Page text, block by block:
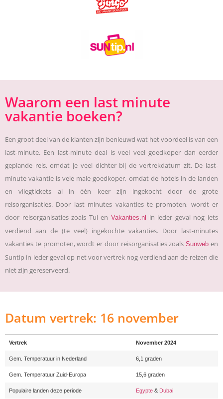
Waarom een last minute
vakantie boeken?
Een groot deel van de klanten zijn benieuwd wat het voordeel is van een
last-minute. Een last-minute deal is veel veel goedkoper dan eerder
geplande reis, omdat je veel dichter bij de vertrekdatum zit. De last-
minute vakantie is vele male goedkoper, omdat de hotels in de landen
en vliegtickets al in één keer zijn ingekocht door de grote
reisorganisaties. Door last minutes vakanties te promoten, wordt er
door reisorganisaties zoals Tui en Vakanties.nl in ieder geval nog iets
verdiend aan de (te veel) ingekochte vakanties. Door last-minutes
vakanties te promoten, wordt er door reisorganisaties zoalsSunweb en
Suntip in ieder geval op net voor vertrek nog verdiend aan de reizen die
niet zijn gereserveerd.
Datum vertrek: 16 november
Vertrek November 2024
Gem. Temperatuur in Nederland 6,1 graden
Gem. Temperatuur Zuid-Europa 15,6 graden
Populaire landen deze periode Egypte & Dubai